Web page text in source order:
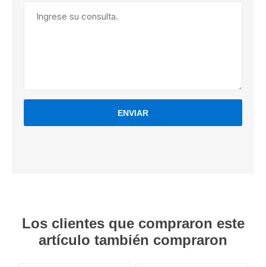
ENVIAR
Los clientes que compraron este
artículo también compraron